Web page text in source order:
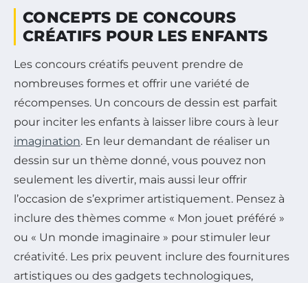
CONCEPTS DE CONCOURS
CRÉATIFS POUR LES ENFANTS
Les concours créatifs peuvent prendre de
nombreuses formes et offrir une variété de
récompenses. Un concours de dessin est parfait
pour inciter les enfants à laisser libre cours à leur
imagination. En leur demandant de réaliser un
dessin sur un thème donné, vous pouvez non
seulement les divertir, mais aussi leur offrir
l’occasion de s’exprimer artistiquement. Pensez à
inclure des thèmes comme « Mon jouet préféré »
ou « Un monde imaginaire » pour stimuler leur
créativité. Les prix peuvent inclure des fournitures
artistiques ou des gadgets technologiques,